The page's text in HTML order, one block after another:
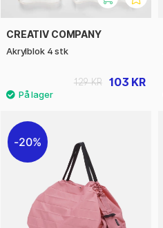
CREATIV COMPANY
Akrylblok 4 stk
103 KR
129 KR
20%